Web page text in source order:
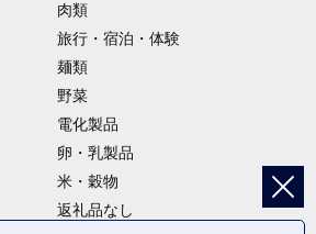
肉類
旅行・宿泊・体験
麺類
野菜
電化製品
卵・乳製品
米・穀物
返礼品なし